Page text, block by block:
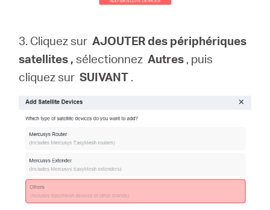
3. Cliquez surAJOUTERdes périphériques
satellites , sélectionnezAutres , puis
cliquez surSUIVANT .